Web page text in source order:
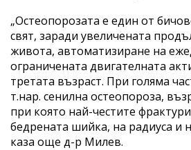
„Остеопорозата е един от
свят, заради увеличената
живота, автоматизиране на
ограничената двигателната
третата възраст. При голяма
т.нар. сенилна остеопороза,
при която най-честите
бедрената шийка, на радиуса и
каза още д-р Милев.